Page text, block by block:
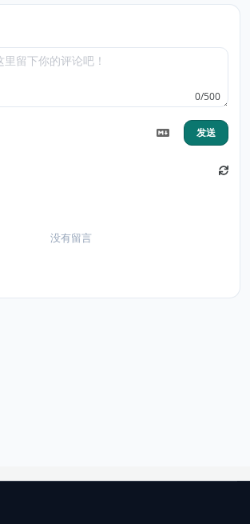
0/500
发送
没有留言